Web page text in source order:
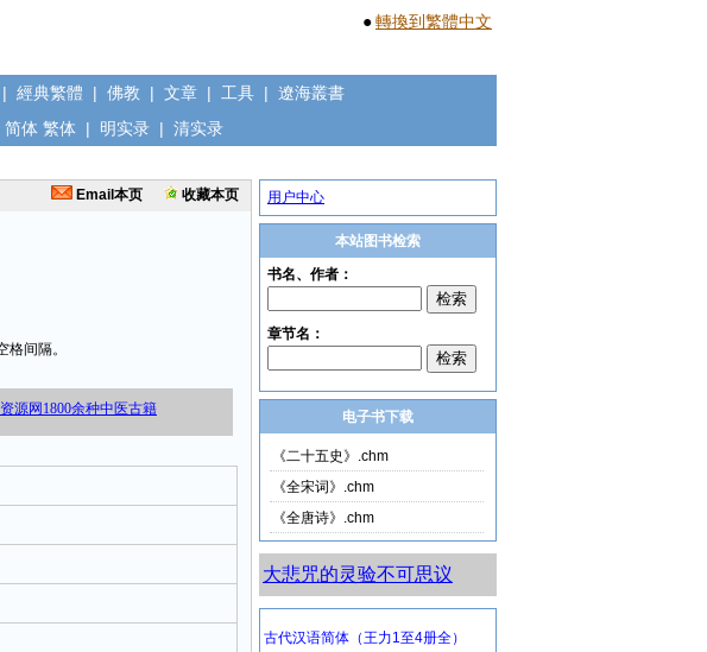
●轉換到繁體中文
| 經典繁體 | 佛教 | 文章 | 工具 | 遼海叢書
简体 繁体 | 明实录 | 清实录
Email本页
收藏本页 用户中心
本站图书检索
电子书下载
《二十五史》.chm
《全宋词》.chm
《全唐诗》.chm
大悲咒的灵验不可思议